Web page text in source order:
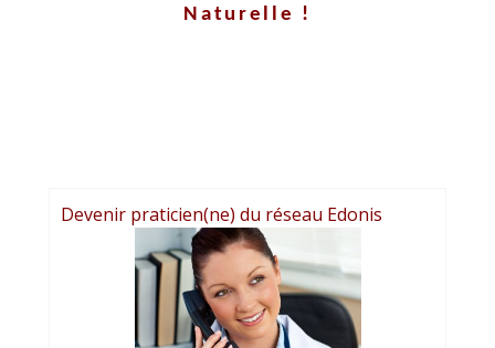
Naturelle !
Devenir praticien(ne) du réseau Edonis